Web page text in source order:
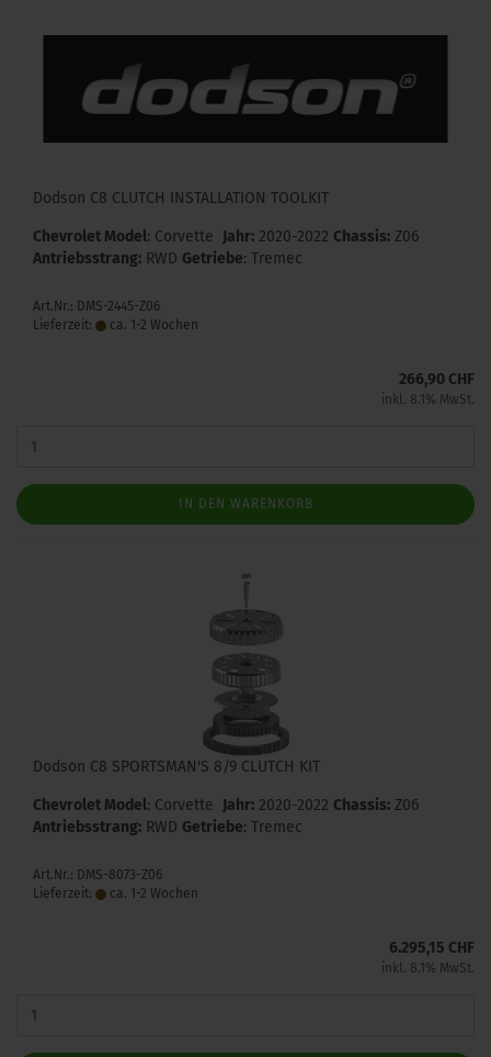
Dodson C8 CLUTCH INSTALLATION TOOLKIT
Chevrolet Model: Corvette Jahr: 2020-2022 Chassis: Z06
Antriebsstrang: RWD Getriebe: Tremec
Art.Nr.: DMS-2445-Z06
Lieferzeit:
ca. 1-2 Wochen
266,90 CHF
inkl. 8.1% MwSt.
IN DEN WARENKORB
Dodson C8 SPORTSMAN'S 8/9 CLUTCH KIT
Chevrolet Model: Corvette Jahr: 2020-2022 Chassis: Z06
Antriebsstrang: RWD Getriebe: Tremec
Art.Nr.: DMS-8073-Z06
Lieferzeit:
ca. 1-2 Wochen
6.295,15 CHF
inkl. 8.1% MwSt.